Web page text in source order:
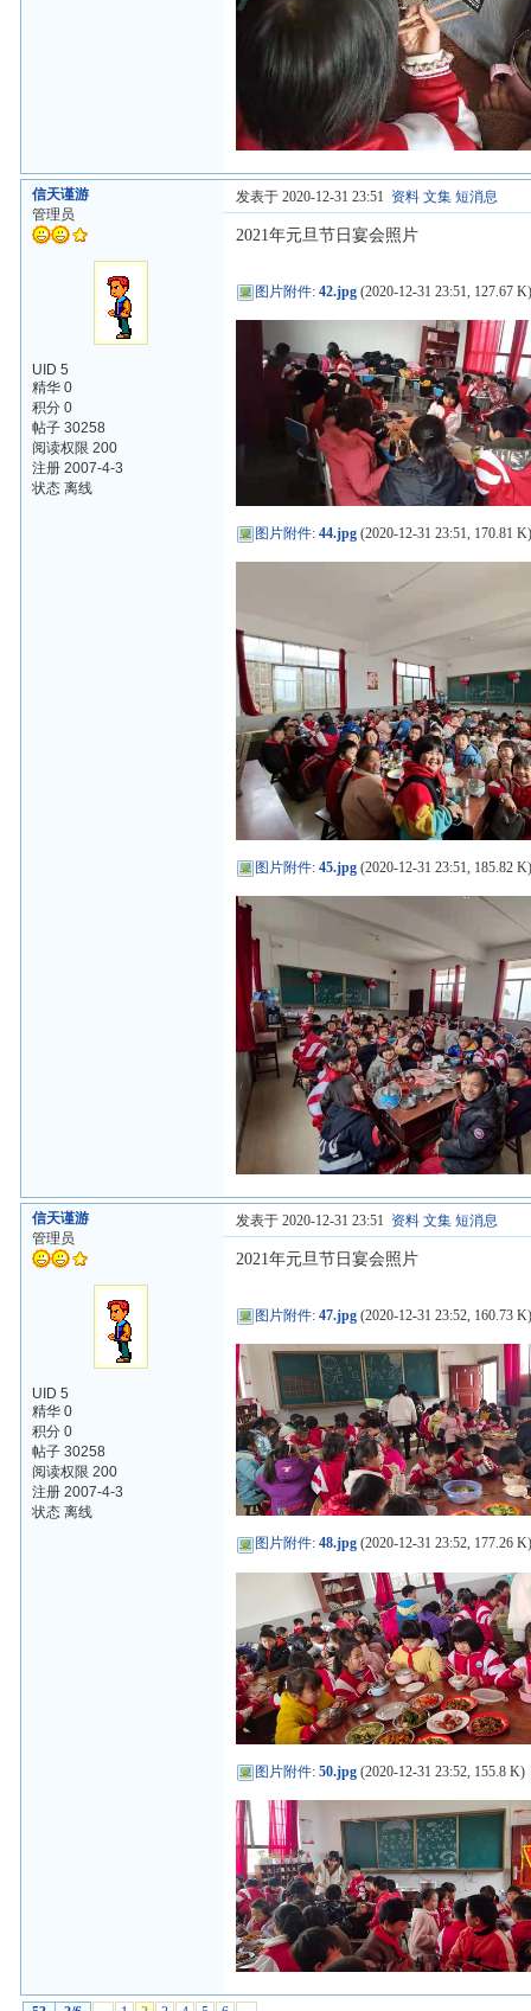
信天谨游
管理员
UID 5
精华 0
积分 0
帖子 30258
阅读权限 200
注册 2007-4-3
状态 离线
发表于 2020-12-31 23:51 资料 文集 短消息
2021年元旦节日宴会照片
图片附件:42.jpg (2020-12-31 23:51, 127.67
图片附件:44.jpg (2020-12-31 23:51, 170.81
图片附件:45.jpg (2020-12-31 23:51, 185.82
信天谨游
管理员
UID 5
精华 0
积分 0
帖子 30258
阅读权限 200
注册 2007-4-3
状态 离线
发表于 2020-12-31 23:51 资料 文集 短消息
2021年元旦节日宴会照片
图片附件:47.jpg (2020-12-31 23:52, 160.73
图片附件:48.jpg (2020-12-31 23:52, 177.26
图片附件:50.jpg (2020-12-31 23:52, 155.8 K)